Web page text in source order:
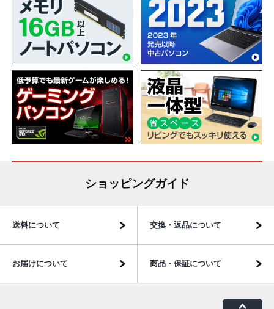
ショッピングガイド
送料について 交換・返品について
お届けについて 商品・保証について